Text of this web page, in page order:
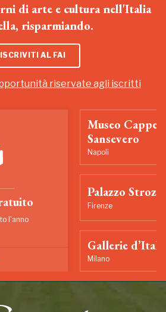
di arte e cultura nell'Italia
risparmiando.
ISCRIVITI AL FAI
riservate agli iscritti
l'anno
Museo
Sansevero
Napoli
Palazzo Strozzi
Firenze
Gallerie
Milano